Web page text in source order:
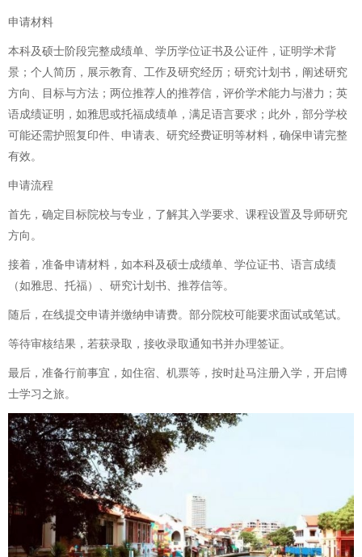
申请材料
本科及硕士阶段完整成绩单、学历学位证书及公证件，证明学术背
景；个人简历，展示教育、工作及研究经历；研究计划书，阐述研究
方向、目标与方法；两位推荐人的推荐信，评价学术能力与潜力；英
语成绩证明，如雅思或托福成绩单，满足语言要求；此外，部分学校
可能还需护照复印件、申请表、研究经费证明等材料，确保申请完整
有效。
申请流程
首先，确定目标院校与专业，了解其入学要求、课程设置及导师研究
方向。
接着，准备申请材料，如本科及硕士成绩单、学位证书、语言成绩
（如雅思、托福）、研究计划书、推荐信等。
随后，在线提交申请并缴纳申请费。部分院校可能要求面试或笔试。
等待审核结果，若获录取，接收录取通知书并办理签证。
最后，准备行前事宜，如住宿、机票等，按时赴马注册入学，开启博
士学习之旅。